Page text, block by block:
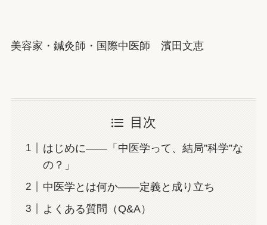
美容家・鍼灸師・国際中医師 濱田文恵
目次
はじめに——「中医学って、結局”科学”な
の？」
中医学とは何か——定義と成り立ち
よくある質問（Q&A）